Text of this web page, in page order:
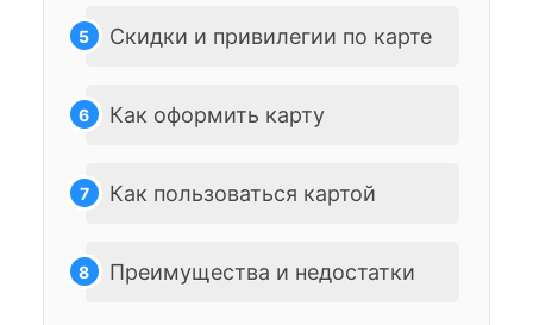
Скидки и привилегии по карте
Как оформить карту
Как пользоваться картой
Преимущества и недостатки